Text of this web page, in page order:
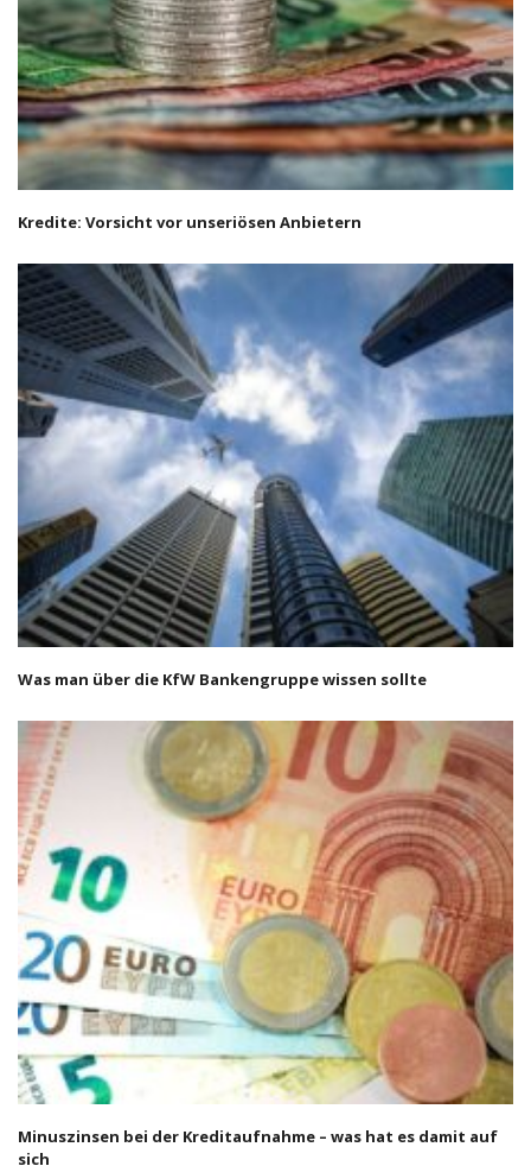
Kredite: Vorsicht vor unseriösen Anbietern
Was man über die KfW Bankengruppe wissen sollte
Minuszinsen bei der Kreditaufnahme – was hat es damit auf
sich